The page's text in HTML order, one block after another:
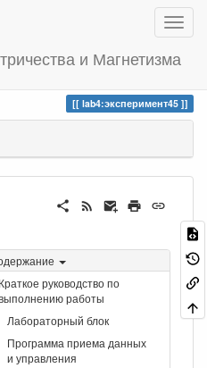
и Магнетизма
lab4:эксперимент45
Краткое руководство по
работы
Лабораторный блок
Программа приема данных
и управления